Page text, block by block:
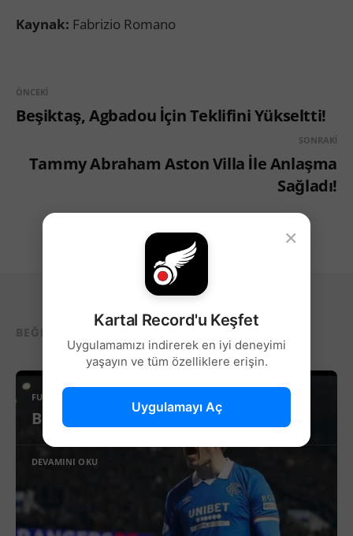
Kaynak: Fabrizio Romano
ÖNCEKI
Beşiktaş, Agbadou İçin Teklifini Yükseltti!
SONRAKI
Tammy Abraham Aston Villa İle Anlaşma
Sağladı!
BEĞENEBILECEĞIN DIĞER YAZILAR...
FUTBOL
Beşiktaş’ta Sağ Kanat İçin Yeni Aday!
DEVAMINI OKU
×
Kartal Record'u Keşfet
Uygulamamızı indirerek en iyi deneyimi
yaşayın ve tüm özelliklere erişin.
Uygulamayı Aç